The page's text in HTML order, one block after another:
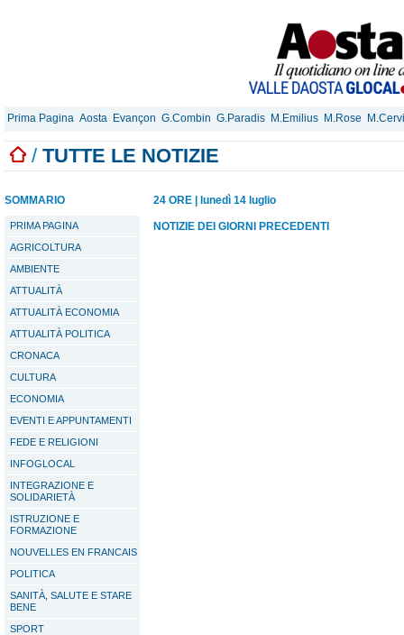
Prima Pagina Aosta Evançon G.Combin G.Paradis M.Emilius M.Rose
/ TUTTE LE NOTIZIE
SOMMARIO
PRIMA PAGINA
AGRICOLTURA
AMBIENTE
ATTUALITÀ
ATTUALITÀ ECONOMIA
ATTUALITÀ POLITICA
CRONACA
CULTURA
ECONOMIA
EVENTI E APPUNTAMENTI
FEDE E RELIGIONI
INFOGLOCAL
INTEGRAZIONE E
SOLIDARIETÀ
ISTRUZIONE E
FORMAZIONE
NOUVELLES EN FRANCAIS
POLITICA
SANITÀ, SALUTE E STARE
BENE
SPORT
24 ORE lunedì 14 luglio
NOTIZIE DEI GIORNI PRECEDENTI